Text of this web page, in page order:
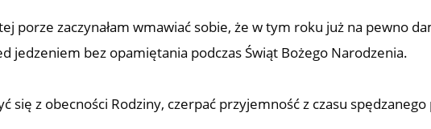
porze zaczynałam wmawiać sobie, że w tym roku już na pewno
jedzeniem bez opamiętania podczas Świąt Bożego Narodzenia.
się z obecności Rodziny, czerpać przyjemność z czasu